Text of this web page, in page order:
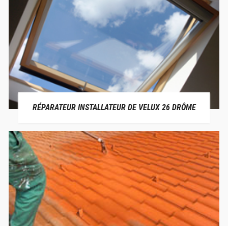
RÉPARATEUR INSTALLATEUR DE VELUX 26 DRÔME